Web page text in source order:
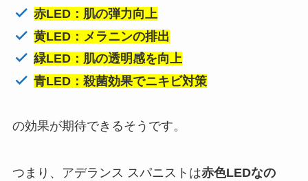
赤LED：肌の弾力向上
黄LED：メラニンの排出
緑LED：肌の透明感を向上
青LED：殺菌効果でニキビ対策
の効果が期待できるそうです。
つまり、アデランス スパニストは赤色LEDなの